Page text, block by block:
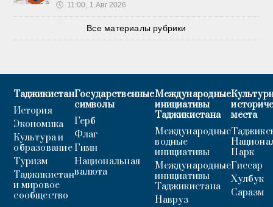
🕔 11:00, 1.Авг 2026
Все материалы рубрики
Таджикистан
История
Экономика
Культура и
образование
Туризм
Таджикистан
и мировое
сообщество
Государственные
символы
Герб
Флаг
Гимн
Национальная
валюта
Международные
инициативы
Таджикистана
Международные
водные
инициативы
Международные
инициативы
Таджикистана
Навруз
места
Парк
Гиссар
Хулбук
Саразм